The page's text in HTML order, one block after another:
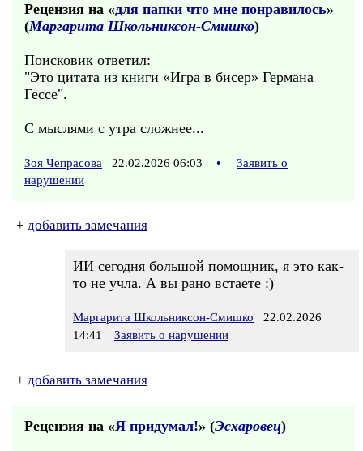
Рецензия на «для папки что мне понравилось»
(Маргарита Школьниксон-Смишко)
Поисковик ответил:
"Это цитата из книги «Игра в бисер» Германа
Гессе".
С мыслями с утра сложнее...
Зоя Чепрасова 22.02.2026 06:03 •
Заявить о
нарушении
+ добавить замечания
ИИ сегодня большой помощник, я это как-
то не учла. А вы рано встаете :)
Маргарита Школьниксон-Смишко 22.02.2026
14:41
Заявить о нарушении
+ добавить замечания
Рецензия на «Я придумал!» (Эсхаровец)